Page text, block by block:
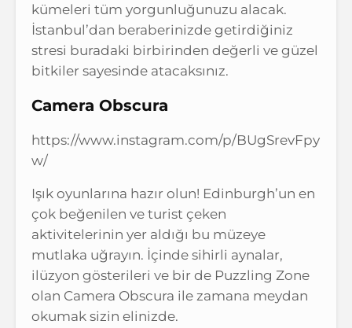
kümeleri tüm yorgunluğunuzu alacak.
İstanbul’dan beraberinizde getirdiğiniz
stresi buradaki birbirinden değerli ve güzel
bitkiler sayesinde atacaksınız.
Camera Obscura
https://www.instagram.com/p/BUgSrevFpy
w/
Işık oyunlarına hazır olun! Edinburgh’un en
çok beğenilen ve turist çeken
aktivitelerinin yer aldığı bu müzeye
mutlaka uğrayın. İçinde sihirli aynalar,
ilüzyon gösterileri ve bir de Puzzling Zone
olan Camera Obscura ile zamana meydan
okumak sizin elinizde.